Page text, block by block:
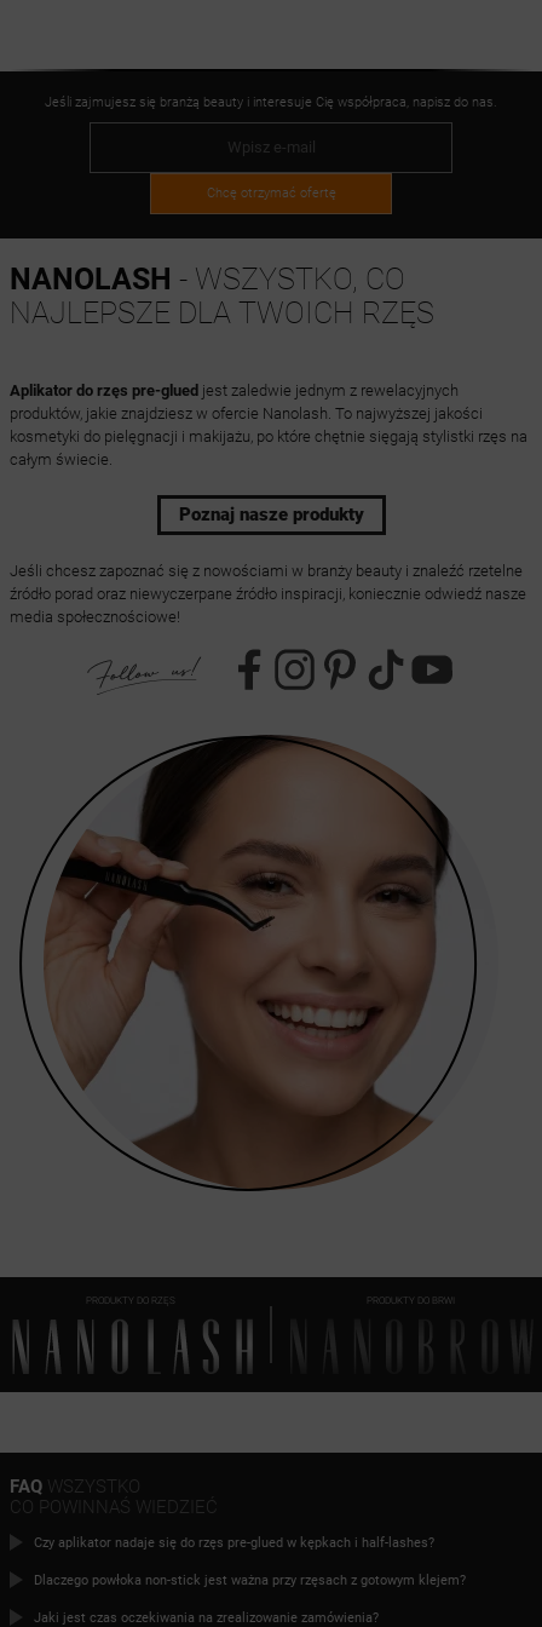
Jeśli zajmujesz się branżą beauty i interesuje Cię współpraca, napisz do nas.
Chcę otrzymać ofertę
NANOLASH - WSZYSTKO, CO
NAJLEPSZE DLA TWOICH RZĘS
Aplikator do rzęs pre-glued jest zaledwie jednym z rewelacyjnych
produktów, jakie znajdziesz w ofercie Nanolash. To najwyższej jakości
kosmetyki do pielęgnacji i makijażu, po które chętnie sięgają stylistki rzęs na
całym świecie.
Poznaj nasze produkty
Jeśli chcesz zapoznać się z nowościami w branży beauty i znaleźć rzetelne
źródło porad oraz niewyczerpane źródło inspiracji, koniecznie odwiedź nasze
media społecznościowe!
PRODUKTY DO RZĘS PRODUKTY DO BRWI
FAQWSZYSTKO
CO POWINNAŚ WIEDZIEĆ
Czy aplikator nadaje się do rzęs pre-glued w kępkach i half-lashes?
Dlaczego powłoka non-stick jest ważna przy rzęsach z gotowym klejem?
Jaki jest czas oczekiwania na zrealizowanie zamówienia?